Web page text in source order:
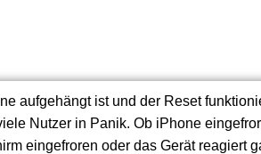
aufgehängt ist und der Reset
Nutzer in Panik. Ob iPhone
eingefroren oder das Gerät reagiert